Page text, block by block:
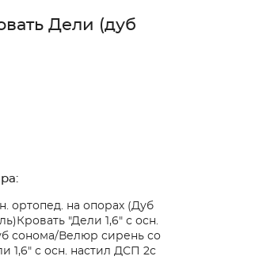
Дели (дуб
ортопед. на опорах (Дуб
Кровать "Дели 1,6" с осн.
сонома/Велюр сирень со
1,6" с осн. настил ДСП 2с